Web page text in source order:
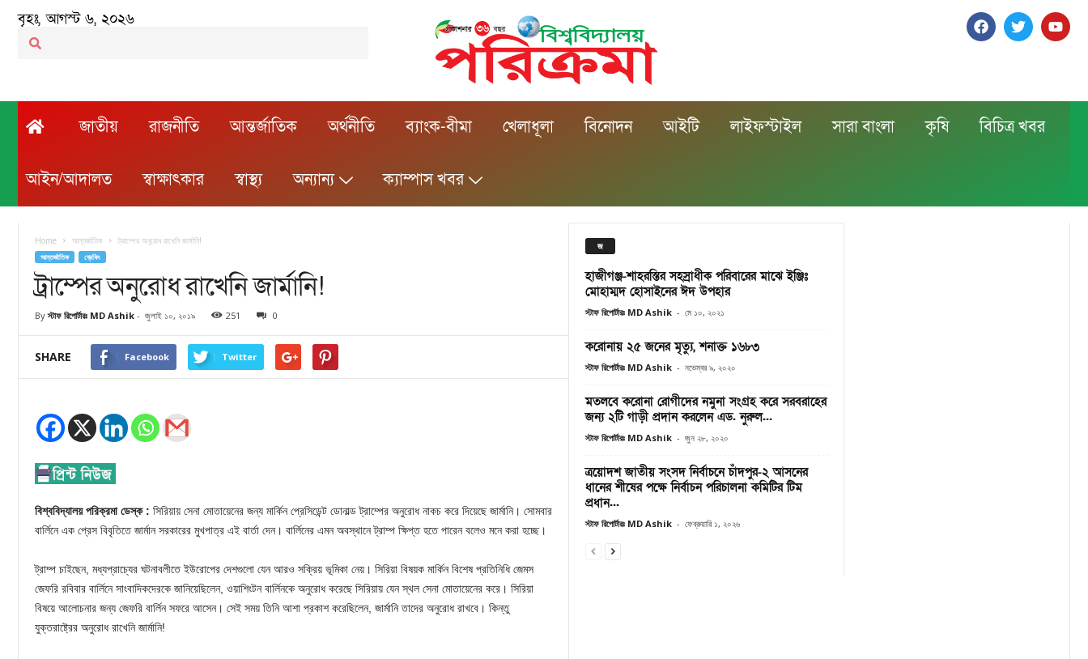
বৃহঃ, আগস্ট ৬, ২০২৬
জাতীয় রাজনীতি আন্তর্জাতিক অর্থনীতি ব্যাংক-বীমা খেলাধূলা বিনোদন আইটি লাইফস্টাইল সারা বাংলা কৃষি বিচিত্র খবর
আইন/আদালত স্বাক্ষাৎকার স্বাস্থ্য অন্যান্য ক্যাম্পাস খবর
Home আন্তর্জাতিক ট্রাম্পের অনুরোধ রাখেনি জার্মানি!
আন্তর্জাতিক ব্রেকিং
ট্রাম্পের অনুরোধ রাখেনি জার্মানি!
By স্টাফ রিপোর্টারঃ MD Ashik - জুলাই ১০, ২০১৯ 251 0
SHARE Facebook Twitter
বিশ্ববিদ্যালয় পরিক্রমা ডেস্ক : সিরিয়ায় সেনা মোতায়েনের জন্য মার্কিন প্রেসিডেন্ট ডোনাল্ড ট্রাম্পের অনুরোধ নাকচ করে দিয়েছে জার্মানি। সোমবার
বার্লিনে এক প্রেস বিবৃতিতে জার্মান সরকারের মুখপাত্র এই বার্তা দেন। বার্লিনের এমন অবস্থানে ট্রাম্প ক্ষিপ্ত হতে পারেন বলেও মনে করা হচ্ছে।
ট্রাম্প চাইছেন, মধ্যপ্রাচ্যের ঘটনাবলীতে ইউরোপের দেশগুলো যেন আরও সক্রিয় ভূমিকা নেয়। সিরিয়া বিষয়ক মার্কিন বিশেষ প্রতিনিধি জেমস
জেফরি রবিবার বার্লিনে সাংবাদিকদেরকে জানিয়েছিলেন, ওয়াশিংটন বার্লিনকে অনুরোধ করেছে সিরিয়ায় যেন স্থল সেনা মোতায়েনের করে। সিরিয়া
বিষয়ে আলোচনার জন্য জেফরি বার্লিন সফরে আসেন। সেই সময় তিনি আশা প্রকাশ করেছিলেন, জার্মানি তাদের অনুরোধ রাখবে। কিন্তু
যুক্তরাষ্ট্রের অনুরোধ রাখেনি জার্মানি!
জ
হাজীগঞ্জ-শাহরস্তির সহস্রাধীক পরিবারের মাঝে ইঞ্জিঃ
মোহাম্মদ হোসাইনের ঈদ উপহার
স্টাফ রিপোর্টারঃ MD Ashik - মে ১০, ২০২১
করোনায় ২৫ জনের মৃত্যু, শনাক্ত ১৬৮৩
স্টাফ রিপোর্টারঃ MD Ashik - নভেম্বর ৯, ২০২০
মতলবে করোনা রোগীদের নমুনা সংগ্রহ করে সরবরাহের
জন্য ২টি গাড়ী প্রদান করলেন এড. নুরুল...
স্টাফ রিপোর্টারঃ MD Ashik - জুন ২৮, ২০২০
ত্রয়োদশ জাতীয় সংসদ নির্বাচনে চাঁদপুর-২ আসনের
ধানের শীষের পক্ষে নির্বাচন পরিচালনা কমিটির টিম
প্রধান...
স্টাফ রিপোর্টারঃ MD Ashik - ফেব্রুয়ারি ১, ২০২৬